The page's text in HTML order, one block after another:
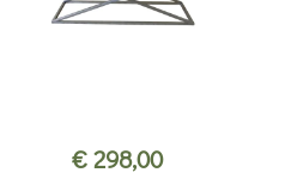
€ 298,00